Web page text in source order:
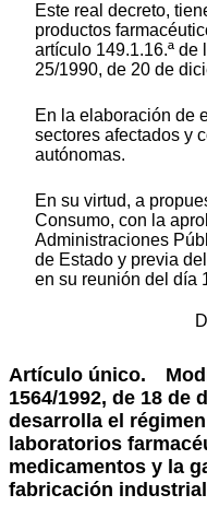
Este real decreto,
productos
artículo 149.1.16.ª
25/1990, de 20 de
En la elaboración de
sectores afectados y
autónomas.
En su virtud, a
Consumo, con la
Administraciones
de Estado y previa
en su reunión del día
Artículo único.
1564/1992, de 18 de
desarrolla el
laboratorios
medicamentos y la
fabricación